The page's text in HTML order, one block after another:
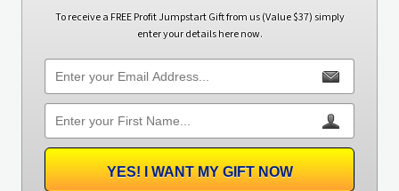
To receive a FREE Profit Jumpstart Gift from us (Value $37) simply
enter your details here now.
YES! I WANT MY GIFT NOW